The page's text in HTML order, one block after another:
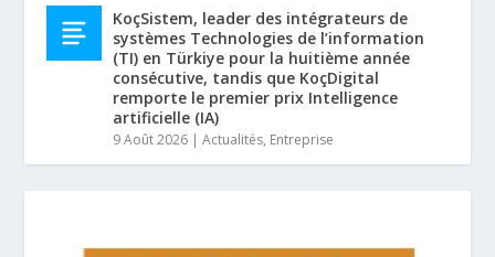
KoçSistem, leader des intégrateurs de
systèmes Technologies de l’information
(TI) en Türkiye pour la huitième année
consécutive, tandis que KoçDigital
remporte le premier prix Intelligence
artificielle (IA)
9 Août 2026 |Actualités, Entreprise